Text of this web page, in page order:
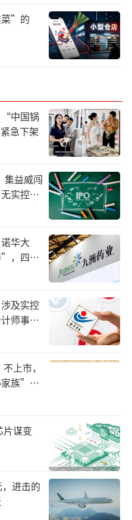
源于加拿大的品牌，
动辄700元、800元，
出圈，也创造了Lulul
的市值超过阿迪达
Lululemon的营业收
亿美元，年复合增
起Lululemon的目标
美金、未婚、高学历
girls）。
较于2022年同期30%
缓，不过2023年中国
至9.64亿美元，领跑
第一大海外国际
要的增长驱动力。
菜”的
“中国锅
急下架
集益威闯
实控人
华大
，四大
及实控
师事务
上市，
家族”浮
片谋变
进击的